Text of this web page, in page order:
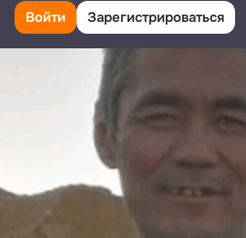
Войти Зарегистрироваться